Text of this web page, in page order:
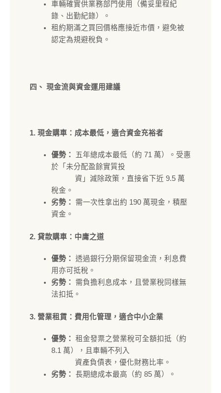
車輛確實供業務部門使用（備妥里程紀
錄、出勤紀錄）。
租約期滿之買回價格應接近市價，避免被
認定為規避稅負。
四、 現金流與資金運用建議
1. 現金購車：成本最低，適合資金充裕者
優勢：
五年總成本最低（約 71 萬）。受惠
於「未分配盈餘實質投
資」減除政策，直接省下近 9.5 萬
稅金。
劣勢：
需一次性拿出約 190 萬現金，積壓
資金。
2. 貸款購車：中庸之道
優勢：
透過銀行分期保留現金流，利息費
用亦可抵稅。
劣勢：
需負擔利息成本，且營業稅同樣無
法扣抵。
3. 營業租賃：費用化管理，適合中小企業
優勢：
租金發票之營業稅可全額扣抵（約
8.1 萬），且車輛不列入
資產負債表，優化財務比率。
劣勢：
長期總成本最高（約 85 萬）。